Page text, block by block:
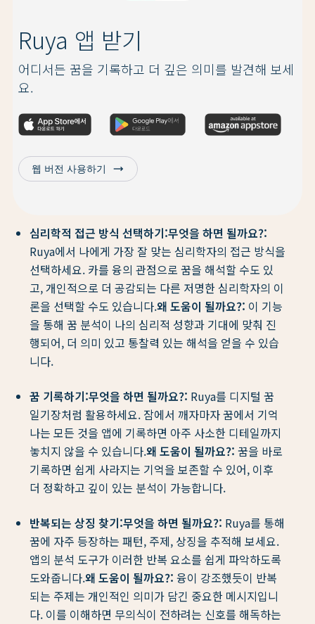
Ruya 앱 받기
어디서든 꿈을 기록하고 더 깊은 의미를 발견해 보세
요.
웹 버전 사용하기 trending_flat
심리학적 접근 방식 선택하기:무엇을 하면 될까요?:
Ruya에서 나에게 가장 잘 맞는 심리학자의 접근 방식을
선택하세요. 카를 융의 관점으로 꿈을 해석할 수도 있
고, 개인적으로 더 공감되는 다른 저명한 심리학자의 이
론을 선택할 수도 있습니다.왜 도움이 될까요?: 이 기능
을 통해 꿈 분석이 나의 심리적 성향과 기대에 맞춰 진
행되어, 더 의미 있고 통찰력 있는 해석을 얻을 수 있습
니다.
꿈 기록하기:무엇을 하면 될까요?: Ruya를 디지털 꿈
일기장처럼 활용하세요. 잠에서 깨자마자 꿈에서 기억
나는 모든 것을 앱에 기록하면 아주 사소한 디테일까지
놓치지 않을 수 있습니다.왜 도움이 될까요?: 꿈을 바로
기록하면 쉽게 사라지는 기억을 보존할 수 있어, 이후
더 정확하고 깊이 있는 분석이 가능합니다.
반복되는 상징 찾기:무엇을 하면 될까요?: Ruya를 통해
꿈에 자주 등장하는 패턴, 주제, 상징을 추적해 보세요.
앱의 분석 도구가 이러한 반복 요소를 쉽게 파악하도록
도와줍니다.왜 도움이 될까요?: 융이 강조했듯이 반복
되는 주제는 개인적인 의미가 담긴 중요한 메시지입니
다. 이를 이해하면 무의식이 전하려는 신호를 해독하는